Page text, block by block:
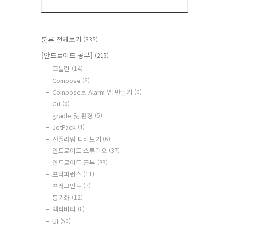
분류 전체보기 (335)
[안드로이드 공부] (215)
코틀린 (14)
Compose (6)
Compose로 Alarm 앱 만들기 (0)
Git (0)
gradle 및 환경 (5)
JetPack (1)
선플라워 디비보기 (6)
안드로이드 스튜디오 (37)
안드로이드 공부 (33)
프리퍼런스 (11)
프래그먼트 (7)
동기화 (12)
액티비티 (8)
UI (50)